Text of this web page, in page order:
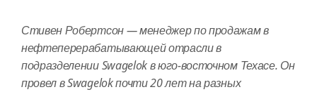
Стивен Робертсон — менеджер по продажам в
нефтеперерабатывающей отрасли в
подразделении Swagelok в юго-восточном Техасе. Он
провел в Swagelok почти 20 лет на разных